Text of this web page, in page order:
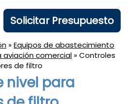
Solicitar Presupuesto
»Equipos de abastecimiento
comercial » Controles
de filtro
nivel para